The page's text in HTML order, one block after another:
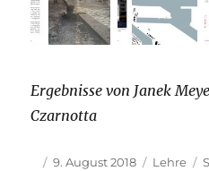
Ergebnisse von Janek
Czarnotta
Autor
Veröffentlicht
9. August 2018 Lehre